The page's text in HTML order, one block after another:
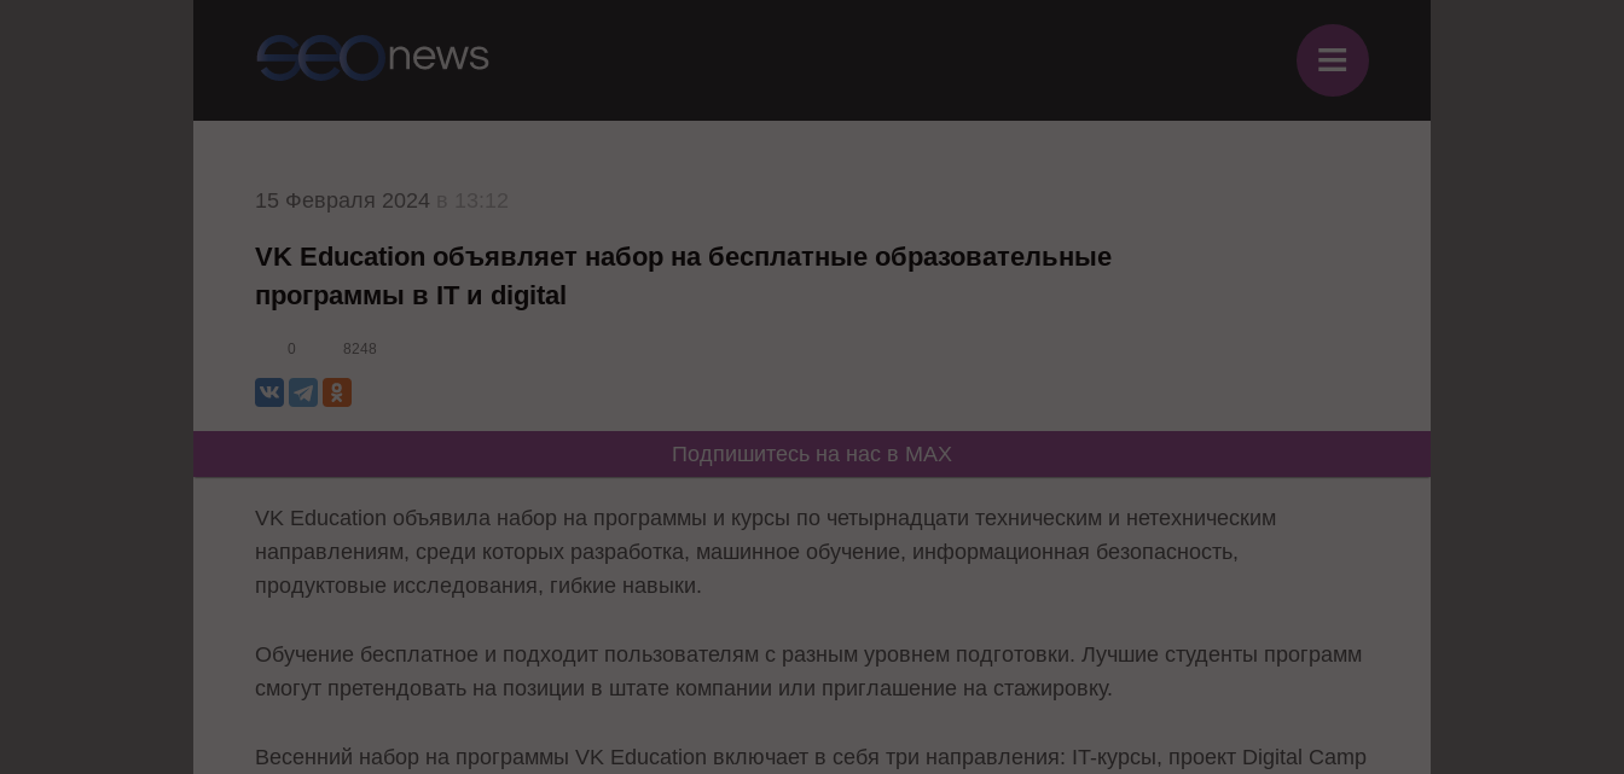
≡
15 Февраля 2024
VK Education объявляет набор на бесплатные образовательные
программы в IT и digital
0 8248
Подпишитесь на нас в MAX
VK Education объявила набор на программы и курсы по четырнадцати техническим и нетехническим
направлениям, среди которых разработка, машинное обучение, информационная безопасность,
продуктовые исследования, гибкие навыки.
Обучение бесплатное и подходит пользователям с разным уровнем подготовки. Лучшие студенты программ
смогут претендовать на позиции в штате компании или приглашение на стажировку.
Весенний набор на программы VK Education включает в себя три направления: IT-курсы, проект Digital Camp